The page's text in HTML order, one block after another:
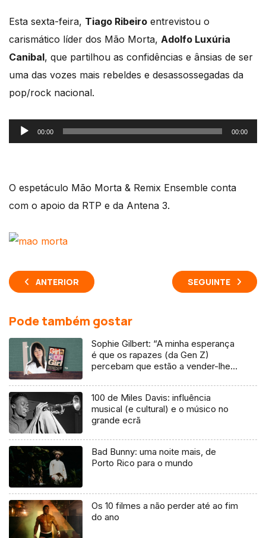
Esta sexta-feira, Tiago Ribeiro entrevistou o
carismático líder dos Mão Morta, Adolfo Luxúria
Canibal, que partilhou as confidências e ânsias de ser
uma das vozes mais rebeldes e desassossegadas da
pop/rock nacional.
Reprodutor
de
00:00 00:00
O espetáculo Mão Morta & Remix Ensemble conta
com o apoio da RTP e da Antena 3.
ANTERIOR SEGUINTE
Pode também gostar
Sophie Gilbert: “A minha esperança
é que os rapazes (da Gen Z)
percebam que estão a vender-lhes
100 de Miles Davis: influência
musical (e cultural) e o músico no
grande ecrã
Bad Bunny: uma noite mais, de
Porto Rico para o mundo
Os 10 filmes a não perder até ao fim
do ano